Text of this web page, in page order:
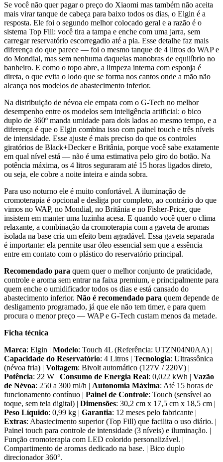
Se você não quer pagar o preço do Xiaomi mas também não aceita
mais virar tanque de cabeça para baixo todos os dias, o Elgin é a
resposta. Ele foi o segundo melhor colocado geral e a razão é o
sistema Top Fill: você tira a tampa e enche com uma jarra, sem
carregar reservatório escorregadio até a pia. Esse detalhe faz mais
diferença do que parece — foi o mesmo tanque de 4 litros do WAP e
do Mondial, mas sem nenhuma daquelas manobras de equilíbrio no
banheiro. E como o topo abre, a limpeza interna com esponja é
direta, o que evita o lodo que se forma nos cantos onde a mão não
alcança nos modelos de abastecimento inferior.
Na distribuição de névoa ele empata com o G-Tech no melhor
desempenho entre os modelos sem inteligência artificial: o bico
duplo de 360º manda umidade para dois lados ao mesmo tempo, e a
diferença é que o Elgin combina isso com painel touch e três níveis
de intensidade. Esse ajuste é mais preciso do que os controles
giratórios de Black+Decker e Britânia, porque você sabe exatamente
em qual nível está — não é uma estimativa pelo giro do botão. Na
potência máxima, os 4 litros seguraram até 15 horas ligados direto,
ou seja, ele cobre a noite inteira e ainda sobra.
Para uso noturno ele é muito confortável. A iluminação de
cromoterapia é opcional e desliga por completo, ao contrário do que
vimos no WAP, no Mondial, no Britânia e no Fisher-Price, que
insistem em manter uma luzinha acesa. E quando você quer o clima
relaxante, a combinação da cromoterapia com a gaveta de aromas
isolada na base cria um efeito bem agradável. Essa gaveta separada
é importante: ela permite usar óleo essencial sem que a essência
entre em contato com o plástico do reservatório principal.
Recomendado para quem quer o melhor conjunto de praticidade,
controle e aroma sem entrar na faixa premium, e principalmente para
quem enche o umidificador todos os dias e está cansado do
abastecimento inferior. Não é recomendado para quem depende de
desligamento programado, já que ele não tem timer, e para quem
procura o menor preço — WAP e G-Tech custam menos da metade.
Ficha técnica
Marca: Elgin | Modelo: Touch 4L (Referência: UTZN04N0AA) |
Capacidade do Reservatório: 4 Litros | Tecnologia: Ultrassônica
(névoa fria) | Voltagem: Bivolt automático (127V / 220V) |
Potência: 22 W | Consumo de Energia Real: 0,022 kWh | Vazão
de Névoa: 250 a 300 ml/h | Autonomia Máxima: Até 15 horas de
funcionamento contínuo | Painel de Controle: Touch (sensível ao
toque, sem tela digital) | Dimensões: 30,2 cm x 17,5 cm x 18,5 cm |
Peso Líquido: 0,99 kg | Garantia: 12 meses pelo fabricante |
Extras: Abastecimento superior (Top Fill) que facilita o uso diário. |
Painel touch para controle de intensidade (3 níveis) e iluminação. |
Função cromoterapia com LED colorido personalizável. |
Compartimento de aromas dedicado na base. | Bico duplo
direcionador 360°.